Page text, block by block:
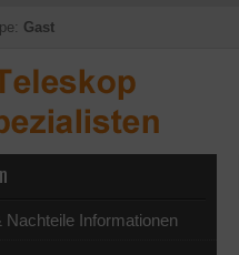
Gast
Nachteile Informationen